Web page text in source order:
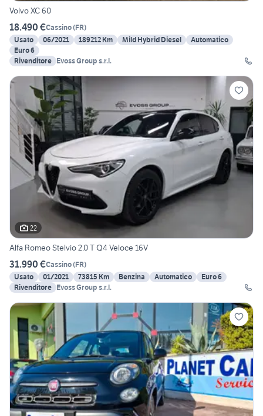
Volvo XC 60
18.490 €Cassino(FR)
Usato
06/2021 189212 Km Mild Hybrid Diesel
Automatico
Euro 6
Rivenditore Evoss Group s.r.l.
22
Alfa Romeo Stelvio 2.0 T Q4 Veloce 16V
31.990 €Cassino(FR)
Usato
01/2021 73815 Km Benzina Automatico
Euro 6
Rivenditore Evoss Group s.r.l.